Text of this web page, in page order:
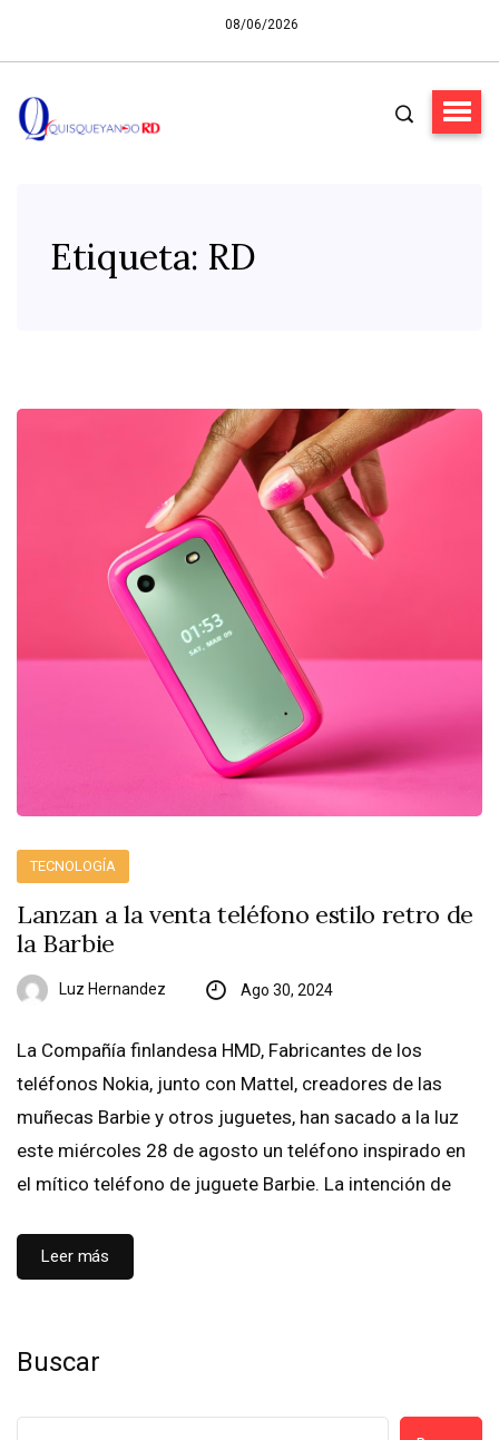
08/06/2026
Etiqueta: RD
TECNOLOGÍA
Lanzan a la venta teléfono estilo retro de
la Barbie
Luz Hernandez Ago 30, 2024
La Compañía finlandesa HMD, Fabricantes de los
teléfonos Nokia, junto con Mattel, creadores de las
muñecas Barbie y otros juguetes, han sacado a la luz
este miércoles 28 de agosto un teléfono inspirado en
el mítico teléfono de juguete Barbie. La intención de
Leer más
Buscar